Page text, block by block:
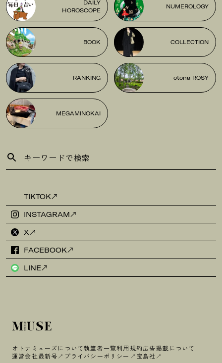
DAILY
HOROSCOPE
NUMEROLOGY
BOOK COLLECTION
RANKING otona ROSY
MEGAMINOKAI
TIKTOK
INSTAGRAM
X
FACEBOOK
LINE
オトナミューズについて執筆者一覧利用規約広告掲載について
運営会社最新号 プライバシーポリシー 宝島社